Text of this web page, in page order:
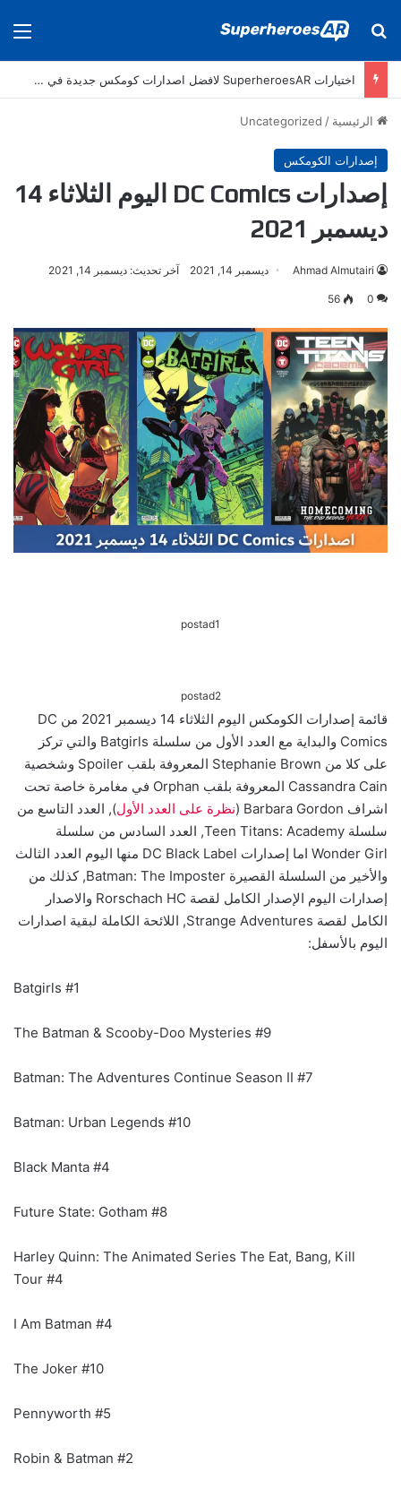
بحث عن
اختيارات SuperheroesAR لافضل اصدارات كومكس جديدة في سنة 2025
الرئيسية /
Uncategorized
إصدارات الكومكس
إصدارات DC Comics اليوم الثلاثاء 14
ديسمبر 2021
Ahmad Almutairi ديسمبر 14, 2021 آخر تحديث: ديسمبر 14, 2021
0
56
postad1
postad2
قائمة إصدارات الكومكس اليوم الثلاثاء 14 ديسمبر 2021 من DC
Comics والبداية مع العدد الأول من سلسلة Batgirls والتي تركز
على كلا من Stephanie Brown المعروفة بلقب Spoiler وشخصية
Cassandra Cain المعروفة بلقب Orphan في مغامرة خاصة تحت
اشراف Barbara Gordon (
نظرة على العدد الأول), العدد التاسع من
سلسلة Teen Titans: Academy, العدد السادس من سلسلة
Wonder Girl اما إصدارات DC Black Label منها اليوم العدد الثالث
والأخير من السلسلة القصيرة Batman: The Imposter, كذلك من
إصدارات اليوم الإصدار الكامل لقصة Rorschach HC والاصدار
الكامل لقصة Strange Adventures, اللائحة الكاملة لبقية اصدارات
اليوم بالأسفل:
Batgirls #1
The Batman & Scooby-Doo Mysteries #9
Batman: The Adventures Continue Season II #7
Batman: Urban Legends #10
Black Manta #4
Future State: Gotham #8
Harley Quinn: The Animated Series The Eat, Bang, Kill
Tour #4
I Am Batman #4
The Joker #10
Pennyworth #5
Robin & Batman #2